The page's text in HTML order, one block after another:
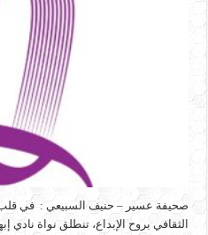
صحيفة عسير – حنيف السبيعي : في
الثقافي بروح الإبداع، تنطلق نواة